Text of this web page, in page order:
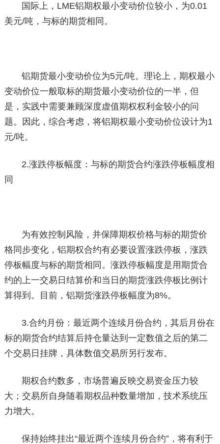
国际上，LME铝期权最小变动价位较小，为0.01
美元/吨，与标的期货相同。
铝期货最小变动价位为5元/吨。理论上，期权最小
变动价位一般取标的期货最小变动价位的一半，但
是，实践中需要兼顾深度虚值期权权利金较小的问
题。因此，综合考虑，将铝期权最小变动价位设计为1
元/吨。
2.涨跌停板幅度：与标的期货合约涨跌停板幅度相
同
为有效控制风险，并保障期权价格与标的期货价
格同步变化，铝期权合约有必要设置涨跌停板，涨跌
停板幅度与标的期货相同。涨跌停板幅度是用期货合
约的上一交易日结算价和当日的期货涨跌停板比例计
算得到。目前，铝期货涨跌停板幅度为8%。
3.合约月份：最近两个连续月份合约，其后月份在
标的期货合约结算后持仓量达到一定数值之后的第二
个交易日挂牌，具体数值交易所另行发布。
期权合约数多，市场普遍反映交易资金压力较
大；交易所自身随着期权品种数量增加，技术系统压
力增大。
保持始终挂出“最近两个连续月份合约”，将有利于